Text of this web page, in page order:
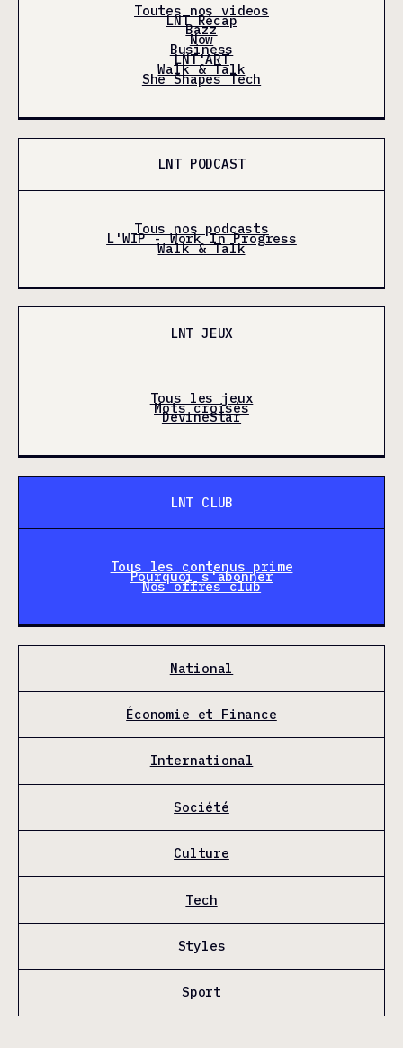
Toutes nos videos
LNT Récap
Bazz
Now
Business
LNT'ART
Walk & Talk
She Shapes Tech
LNT PODCAST
Tous nos podcasts
L'WIP - Work In Progress
Walk & Talk
LNT JEUX
Tous les jeux
Mots croisés
DevineStar
LNT CLUB
Tous les contenus prime
Pourquoi s'abonner
Nos offres club
National
Économie et Finance
International
Société
Culture
Tech
Styles
Sport